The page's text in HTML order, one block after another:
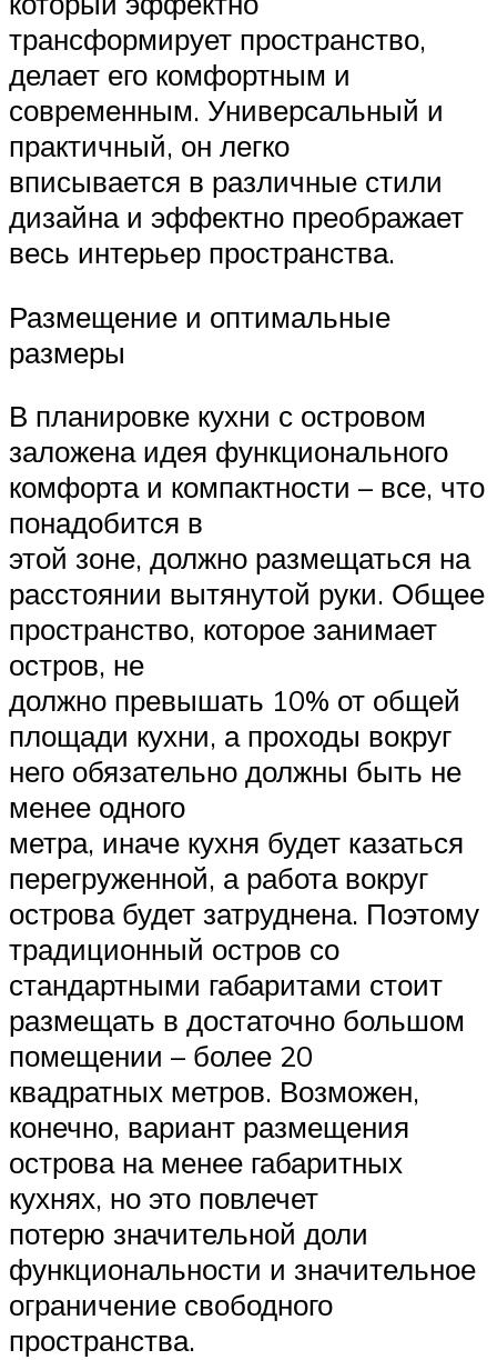
трансформирует пространство,
делает его комфортным и
современным. Универсальный и
практичный, он легко
вписывается в различные стили
дизайна и эффектно преображает
весь интерьер пространства.
Размещение и оптимальные
размеры
В планировке кухни с островом
заложена идея функционального
комфорта и компактности – все, что
понадобится в
этой зоне, должно размещаться на
расстоянии вытянутой руки. Общее
пространство, которое занимает
остров, не
должно превышать 10% от общей
площади кухни, а проходы вокруг
него обязательно должны быть не
менее одного
метра, иначе кухня будет казаться
перегруженной, а работа вокруг
острова будет затруднена. Поэтому
традиционный остров со
стандартными габаритами стоит
размещать в достаточно большом
помещении – более 20
квадратных метров. Возможен,
конечно, вариант размещения
острова на менее габаритных
кухнях, но это повлечет
потерю значительной доли
функциональности и значительное
ограничение свободного
пространства.